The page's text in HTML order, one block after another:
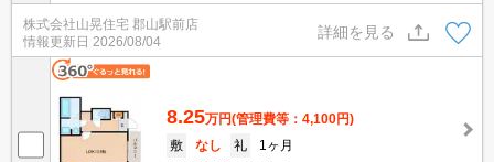
北郡山エリアにペット飼育可能な新築物件が募集開始♪NURO光の無
料ネット導入済み！さらに都市ガス仕様でお得♪♪人気のカウンター
キッチンや一坪風呂など設備にもご注目！エアコン2台完備もうれ
しいポイント！
株式会社山晃住宅 郡山駅前店
情報更新日 2026/08/04
詳細を見る
8.25万円(管理費等：4,100円)
敷
なし 礼
1ヶ月